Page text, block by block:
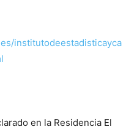
institutodeestadisticayca
en la Residencia El